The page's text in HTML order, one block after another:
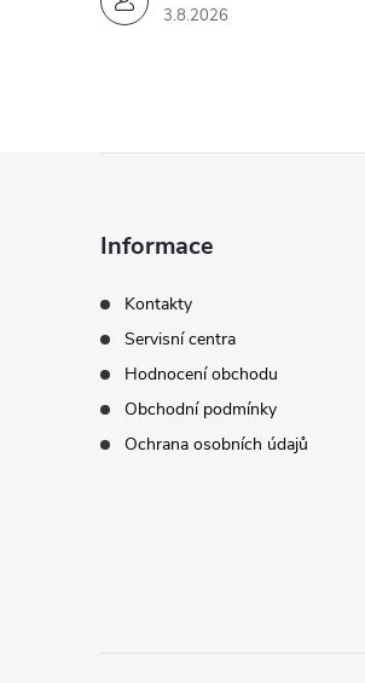
3.8.2026
Informace
Kontakty
Servisní centra
Hodnocení obchodu
Obchodní podmínky
Ochrana osobních údajů